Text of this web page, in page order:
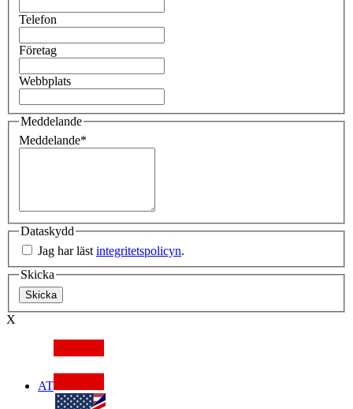
Telefon
Företag
Webbplats
Meddelande
Meddelande*
Dataskydd
Jag har läst integritetspolicyn.
Skicka
X
AT